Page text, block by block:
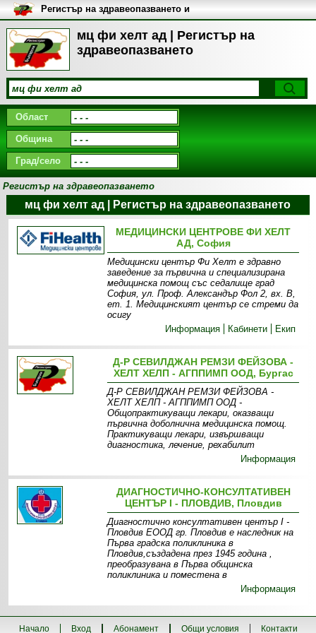
мц фи хелт ад | Регистър на
здравеопазването
Регистър на здравеопазването и
медицинските заведения в
България
Област
Община
Град/село
Регистър на здравеопазването
мц фи хелт ад | Регистър на здравеопазването
МЕДИЦИНСКИ ЦЕНТРОВЕ ФИ ХЕЛТ
АД, София
Медицински център Фи Хелт е здравно
заведение за първична и специализирана
медицинска помощ със седалище град
София, ул. Проф. Александър Фол 2, вх. В,
ет. 1. Медицинският център се стреми да
осигу
Информация
Кабинети Екип
Д-Р СЕВИЛДЖАН РЕМЗИ ФЕЙЗОВА -
ХЕЛТ ХЕЛП - АГППИМП ООД, Бургас
Д-Р СЕВИЛДЖАН РЕМЗИ ФЕЙЗОВА -
ХЕЛТ ХЕЛП - АГППИМП ООД -
Общопрактикуващи лекари, оказващи
първична доболнична медицинска помощ.
Практикуващи лекари, извършващи
диагностика, лечение, рехабилит
Информация
ДИАГНОСТИЧНО-КОНСУЛТАТИВЕН
ЦЕНТЪР I - ПЛOВДИВ, Пловдив
Диагностично консултативен център I -
Пловдив ЕOOД гр. Пловдив е наследник на
Първа градска поликлиника в
Пловдив,създадена през 1945 година ,
преобразувана в Първа общинска
поликлиника и поместена в
Информация
Начало Вход Абонамент Общи условия Контакти